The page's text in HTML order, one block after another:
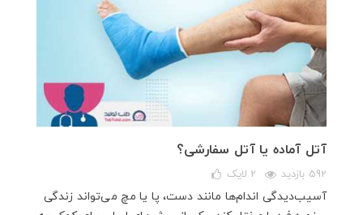
آتل آماده یا آتل سفارشی؟
592 بازدید 2 لایک
آسیب‌دیدگی اندام‌ها مانند دست، پا یا مچ می‌تواند زندگی